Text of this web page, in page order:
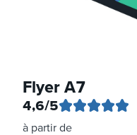
Flyer A7
4,6/5
à partir de